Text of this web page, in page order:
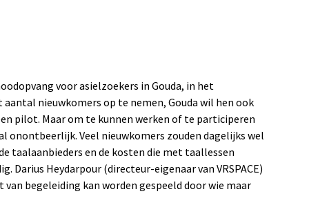
voor asielzoekers in Gouda, in het
nieuwkomers op te nemen, Gouda wil hen ook
pilot. Maar om te kunnen werken of te participeren
onontbeerlijk. Veel nieuwkomers zouden dagelijks wel
taalaanbieders en de kosten die met taallessen
Heydarpour (directeur-eigenaar van VRSPACE)
begeleiding kan worden gespeeld door wie maar